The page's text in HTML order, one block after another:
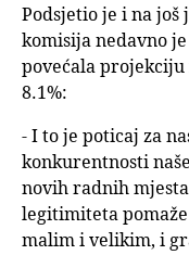
Podsjetio je i na
komisija nedavno
povećala projekciju
8.1%:
- I to je poticaj za
konkurentnosti
novih radnih
legitimiteta
malim i velikim, i